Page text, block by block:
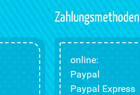
Zahlungsmethoden
online:
Paypal
Paypal Express